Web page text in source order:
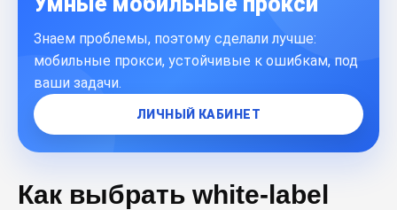
Знаем проблемы, поэтому сделали лучше:
мобильные прокси, устойчивые к ошибкам, под
ваши задачи.
ЛИЧНЫЙ КАБИНЕТ
Как выбрать white-label